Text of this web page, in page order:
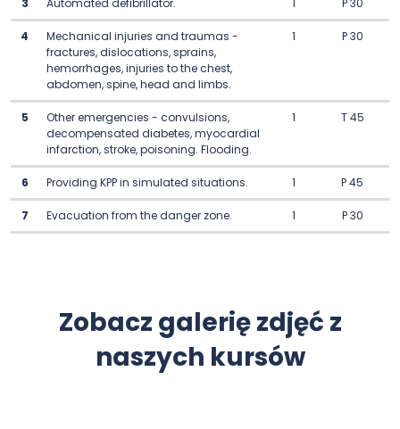
3 Automated defibrillator. 1 P 30
4
Mechanical injuries and traumas -
fractures, dislocations, sprains,
hemorrhages, injuries to the chest,
abdomen, spine, head and limbs.
1 P 30
5
Other emergencies - convulsions,
decompensated diabetes, myocardial
infarction, stroke, poisoning. Flooding.
1 T 45
6 Providing KPP in simulated situations. 1 P 45
7 Evacuation from the danger zone. 1 P 30
Zobacz galerię zdjęć z
naszych kursów